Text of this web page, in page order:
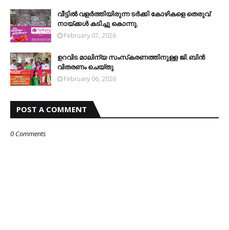
വീട്ടില്‍ വളര്‍ത്തിയിരുന്ന ടര്‍ക്കി കോഴികളെ തെരുവ്
നായ്ക്കള്‍ കടിച്ചു കൊന്നു.
February 07, 2026
ഉറവിട മാലിന്യ സംസ്‌കരണത്തിനുള്ള ജി.ബിന്‍
വിതരണം ചെയ്തു
February 06, 2026
POST A COMMENT
0 Comments